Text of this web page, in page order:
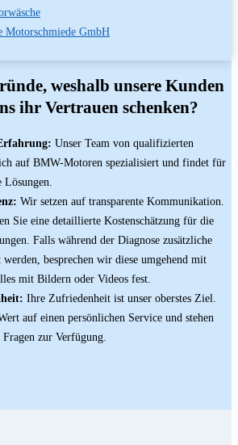
Motorschmiede GmbH
weshalb unsere Kunden
ihr Vertrauen schenken?
Unser Team von qualifizierten
auf BMW-Motoren spezialisiert und findet für
Wir setzen auf transparente Kommunikation.
Sie eine detaillierte Kostenschätzung für die
Falls während der Diagnose zusätzliche
besprechen wir diese umgehend mit
mit Bildern oder Videos fest.
Ihre Zufriedenheit ist unser oberstes Ziel.
auf einen persönlichen Service und stehen
zur Verfügung.